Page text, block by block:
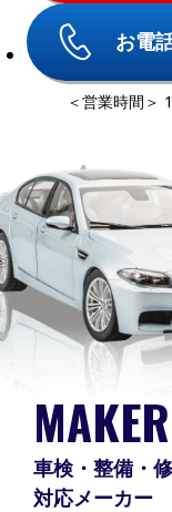
お電
＜営業時間＞
MAKER
車検・整備・
対応メーカー